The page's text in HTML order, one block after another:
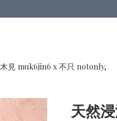
木見 muk6jin6 x 不只 notonly,
天然